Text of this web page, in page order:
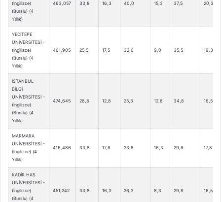
(İngilizce)
(Burslu) (4
Yıllık)
463,057 33,8 16,3 40,0 15,3 37,5 20,3
YEDİTEPE
ÜNİVERSİTESİ -
(İngilizce)
(Burslu) (4
Yıllık)
461,905 25,5 17,5 32,0 9,0 35,5 19,3
İSTANBUL
BİLGİ
ÜNİVERSİTESİ -
(İngilizce)
(Burslu) (4
Yıllık)
474,645 28,8 12,8 25,3 12,8 34,8 16,5
MARMARA
ÜNİVERSİTESİ -
(İngilizce) (4
Yıllık)
416,486 33,8 17,8 23,8 16,3 29,8 17,8
KADİR HAS
ÜNİVERSİTESİ -
(İngilizce)
(Burslu) (4
451,242 33,8 16,3 26,3 8,3 29,8 16,5